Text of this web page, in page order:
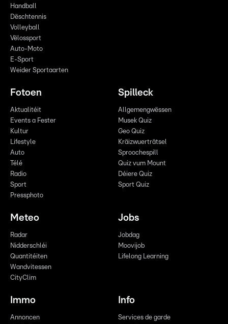
Handball
Dëschtennis
Volleyball
Vëlossport
Auto-Moto
E-Sport
Weider Sportaarten
Fotoen
Aktualitéit
Events a Fester
Kultur
Lifestyle
Auto
Télé
Radio
Sport
Pressphoto
Spilleck
Allgemengwëssen
Musek Quiz
Geo Quiz
Kräizwuerträtsel
Sproochespill
Quiz vum Mount
Déiere Quiz
Sport Quiz
Meteo
Radar
Nidderschléi
Quantitéiten
Wandvitessen
CityClim
Jobs
Jobdag
Moovijob
Lifelong Learning
Immo
Annoncen
Info
Services de garde